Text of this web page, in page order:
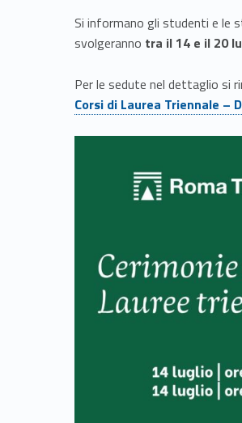
u
r
e
Si informano gli studenti e le
svolgeranno tra il 14 e il 20
Per le sedute nel dettaglio si
Corsi di Laurea Triennale –